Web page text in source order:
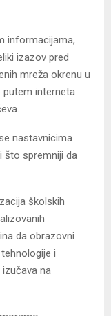
informacijama,
izazov pred
mreža okrenu u
interneta
nastavnicima
što spremniji da
školskih
da obrazovni
i
na